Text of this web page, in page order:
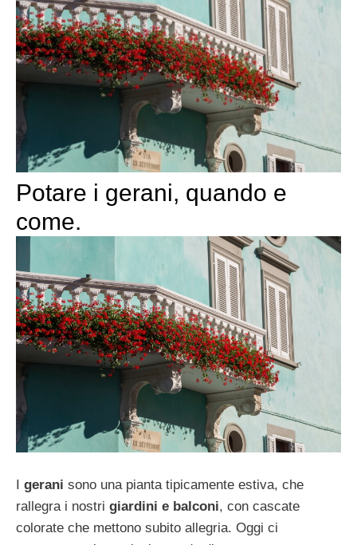
Potare i gerani, quando e
come.
gerani sono una pianta tipicamente estiva, che
rallegra i nostri giardini e balconi, con cascate
colorate che mettono subito allegria. Oggi ci